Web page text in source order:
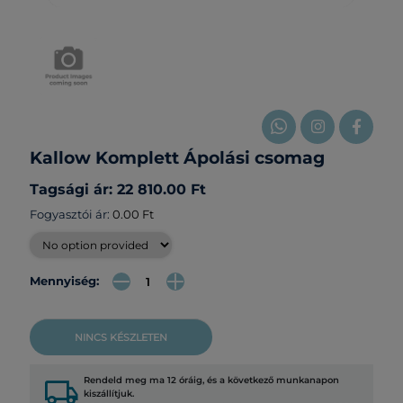
Kallow Komplett Ápolási csomag
Tagsági ár: 22 810.00 Ft
Fogyasztói ár: 0.00 Ft
Mennyiség:
NINCS KÉSZLETEN
local_shipping Rendeld meg ma 12 óráig, és a következő munkanapon
kiszállítjuk.